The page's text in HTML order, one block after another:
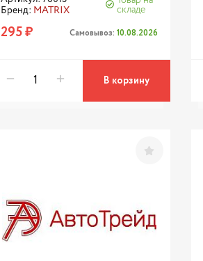
Бренд: MATRIX
складе
295 ₽ Самовывоз: 10.08.2026
В корзину